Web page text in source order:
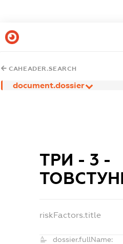
CAHEADER.SEARCH
document.dossier
ТРИ - 3 -
riskFactors.title
dossier.fullName: